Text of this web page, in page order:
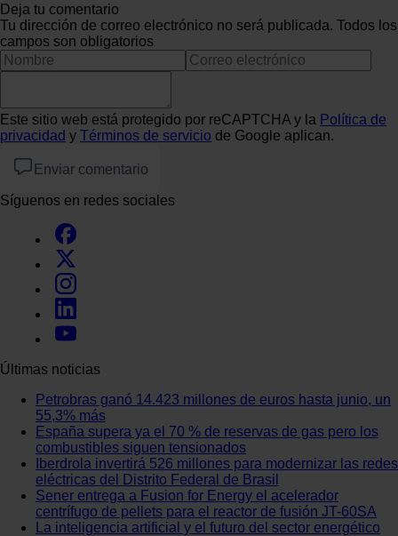
Deja tu comentario
Tu dirección de correo electrónico no será publicada. Todos los
campos son obligatorios
Este sitio web está protegido por reCAPTCHA y la Política de
privacidad y Términos de servicio de Google aplican.
Enviar comentario
Síguenos en redes sociales
Últimas noticias
Petrobras ganó 14.423 millones de euros hasta junio, un
55,3% más
España supera ya el 70 % de reservas de gas pero los
combustibles siguen tensionados
Iberdrola invertirá 526 millones para modernizar las redes
eléctricas del Distrito Federal de Brasil
Sener entrega a Fusion for Energy el acelerador
centrífugo de pellets para el reactor de fusión JT-60SA
La inteligencia artificial y el futuro del sector energético